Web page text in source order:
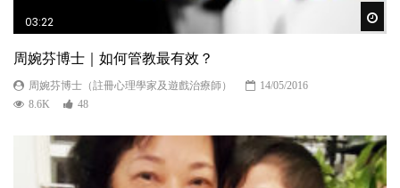
03:22
周婉芬博士｜如何管教最有效？
周婉芬博士（註冊心理學家及遊戲治療師）
14/05/2016
8.6K
48